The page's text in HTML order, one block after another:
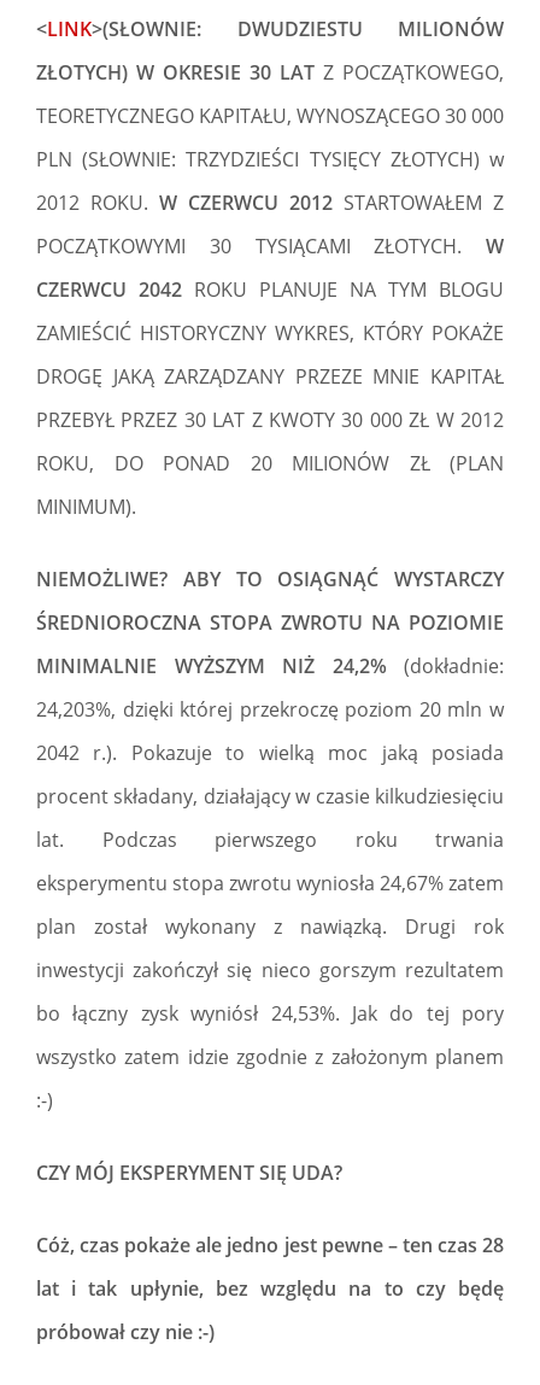
<LINK>(SŁOWNIE: DWUDZIESTU MILIONÓW
ZŁOTYCH) W OKRESIE 30 LAT Z POCZĄTKOWEGO,
TEORETYCZNEGO KAPITAŁU, WYNOSZĄCEGO 30 000
PLN (SŁOWNIE: TRZYDZIEŚCI TYSIĘCY ZŁOTYCH) w
2012 ROKU. W CZERWCU 2012 STARTOWAŁEM Z
POCZĄTKOWYMI 30 TYSIĄCAMI ZŁOTYCH. W
CZERWCU 2042 ROKU PLANUJE NA TYM BLOGU
ZAMIEŚCIĆ HISTORYCZNY WYKRES, KTÓRY POKAŻE
DROGĘ JAKĄ ZARZĄDZANY PRZEZE MNIE KAPITAŁ
PRZEBYŁ PRZEZ 30 LAT Z KWOTY 30 000 ZŁ W 2012
ROKU, DO PONAD 20 MILIONÓW ZŁ (PLAN
MINIMUM).
NIEMOŻLIWE? ABY TO OSIĄGNĄĆ WYSTARCZY
ŚREDNIOROCZNA STOPA ZWROTU NA POZIOMIE
MINIMALNIE WYŻSZYM NIŻ 24,2% (dokładnie:
24,203%, dzięki której przekroczę poziom 20 mln w
2042 r.). Pokazuje to wielką moc jaką posiada
procent składany, działający w czasie kilkudziesięciu
lat. Podczas pierwszego roku trwania
eksperymentu stopa zwrotu wyniosła 24,67% zatem
plan został wykonany z nawiązką. Drugi rok
inwestycji zakończył się nieco gorszym rezultatem
bo łączny zysk wyniósł 24,53%. Jak do tej pory
wszystko zatem idzie zgodnie z założonym planem
:-)
CZY MÓJ EKSPERYMENT SIĘ UDA?
Cóż, czas pokaże ale jedno jest pewne – ten czas 28
lat i tak upłynie, bez względu na to czy będę
próbował czy nie :-)